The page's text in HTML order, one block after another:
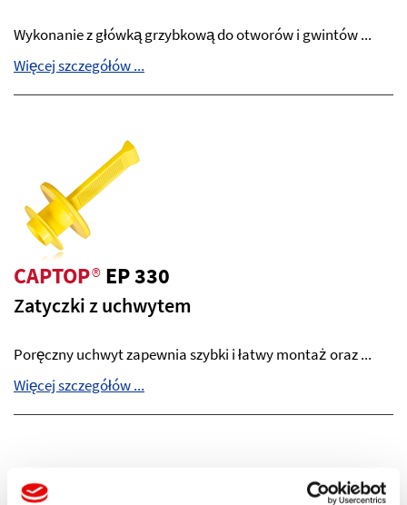
Wykonanie z główką grzybkową do otworów i gwintów ...
Więcej szczegółów ...
CAPTOP®EP 330
Zatyczki z uchwytem
Poręczny uchwyt zapewnia szybki i łatwy montaż oraz ...
Więcej szczegółów ...